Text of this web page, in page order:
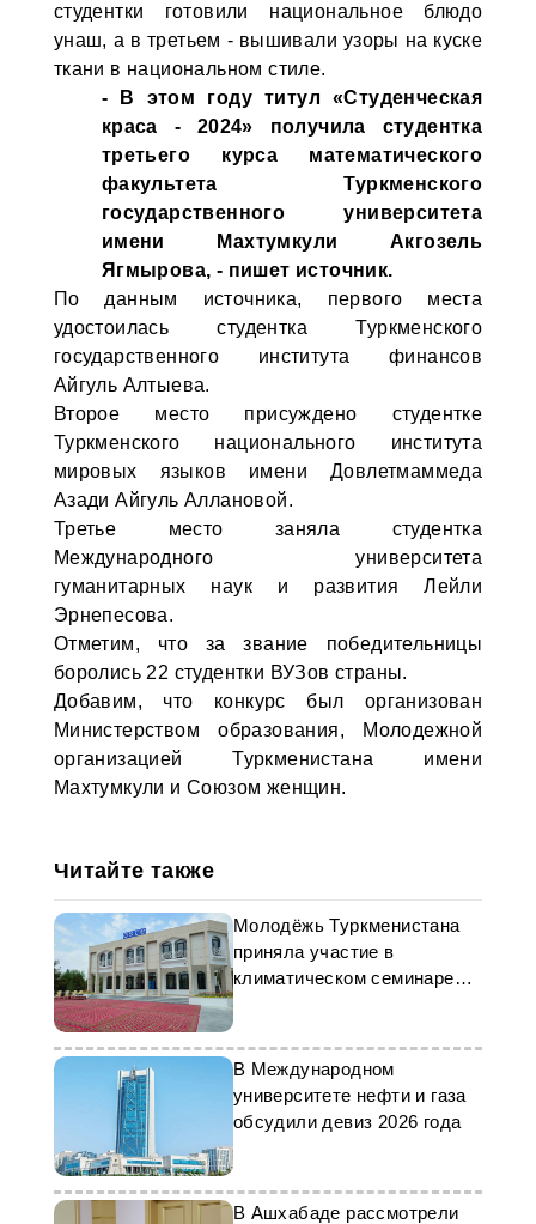
студентки готовили национальное блюдо
унаш, а в третьем - вышивали узоры на куске
ткани в национальном стиле.
- В этом году титул «Студенческая
краса - 2024» получила студентка
третьего курса математического
факультета Туркменского
государственного университета
имени Махтумкули Акгозель
Ягмырова, - пишет источник.
По данным источника, первого места
удостоилась студентка Туркменского
государственного института финансов
Айгуль Алтыева.
Второе место присуждено студентке
Туркменского национального института
мировых языков имени Довлетмаммеда
Азади Айгуль Аллановой.
Третье место заняла студентка
Международного университета
гуманитарных наук и развития Лейли
Эрнепесова.
Отметим, что за звание победительницы
боролись 22 студентки ВУЗов страны.
Добавим, что конкурс был организован
Министерством образования, Молодежной
организацией Туркменистана имени
Махтумкули и Союзом женщин.
Читайте также
Молодёжь Туркменистана
приняла участие в
климатическом семинаре
ОБСЕ
В Международном
университете нефти и газа
обсудили девиз 2026 года
В Ашхабаде рассмотрели